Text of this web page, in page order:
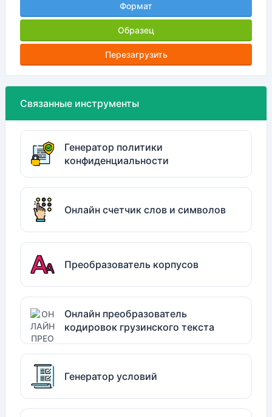
Формат
Образец
Перезагрузить
Связанные инструменты
Генератор политики
конфиденциальности
Онлайн счетчик слов и символов
Преобразователь корпусов
Онлайн преобразователь
кодировок грузинского текста
Генератор условий